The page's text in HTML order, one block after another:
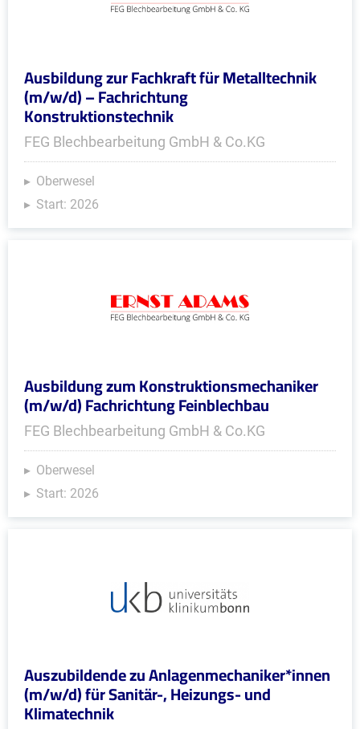
Ausbildung zur Fachkraft für Metalltechnik
(m/w/d) – Fachrichtung
Konstruktionstechnik
FEG Blechbearbeitung GmbH & Co.KG
Oberwesel
Start: 2026
Ausbildung zum Konstruktionsmechaniker
(m/w/d) Fachrichtung Feinblechbau
FEG Blechbearbeitung GmbH & Co.KG
Oberwesel
Start: 2026
Auszubildende zu Anlagenmechaniker*innen
(m/w/d) für Sanitär-, Heizungs- und
Klimatechnik